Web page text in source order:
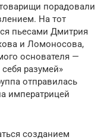
порадовали
На тот
пьесами Дмитрия
и Ломоносова,
основателя —
разумей»
отправилась
императрицей
созданием